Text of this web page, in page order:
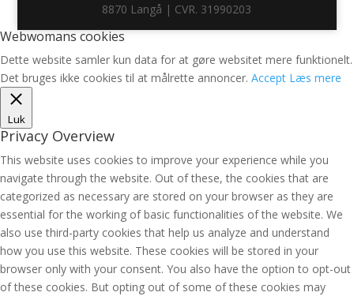
8870 Langå | CVR. 31990203
Webwomans cookies
Dette website samler kun data for at gøre websitet mere funktionelt.
Det bruges ikke cookies til at målrette annoncer. Accept Læs mere
Luk
Privacy Overview
This website uses cookies to improve your experience while you
navigate through the website. Out of these, the cookies that are
categorized as necessary are stored on your browser as they are
essential for the working of basic functionalities of the website. We
also use third-party cookies that help us analyze and understand
how you use this website. These cookies will be stored in your
browser only with your consent. You also have the option to opt-out
of these cookies. But opting out of some of these cookies may